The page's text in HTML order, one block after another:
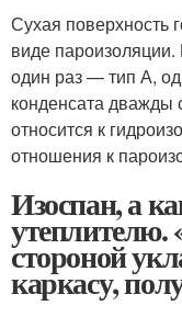
Сухая поверхность
виде пароизоляции.
один раз — тип А,
конденсата дважды
относится к
отношения к
Изоспан, а
утеплителю.
стороной
каркасу,